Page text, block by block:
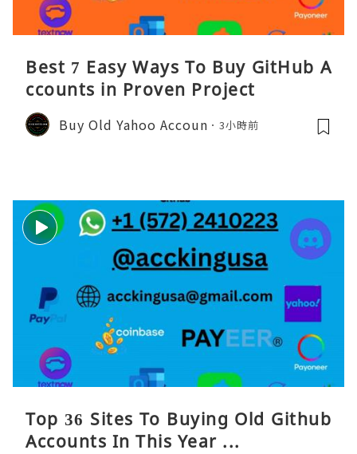
Best 7 Easy Ways To Buy GitHub A
ccounts in Proven Project
Buy Old Yahoo Accoun 3小時前
Top 36 Sites To Buying Old Github
Accounts In This Year ...